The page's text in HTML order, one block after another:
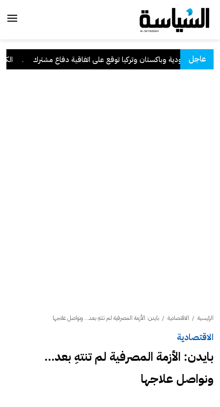
عاجل
السعودية وباكستان وتركيا توقع على اتفاقية دفاع مشترك
الرئيسية / الاقتصادية / بايدن: الأزمة المصرفية لم تنتهِ بعد... ونواصل علاجها
الاقتصادية
بايدن: الأزمة المصرفية لم تنتهِ بعد...
ونواصل علاجها